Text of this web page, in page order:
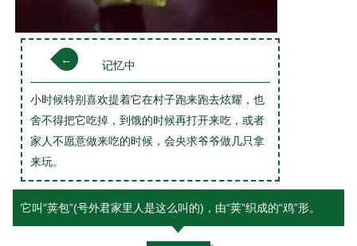
← 记忆中
小时候特别喜欢提着它在村子跑来跑去炫耀，也
舍不得把它吃掉，到饿的时候再打开来吃，或者
家人不愿意做来吃的时候，会央求爷爷做几只拿
来玩。
它叫“荚包”(号外君家里人是这么叫的)，由“荚”织成的“鸡”形。